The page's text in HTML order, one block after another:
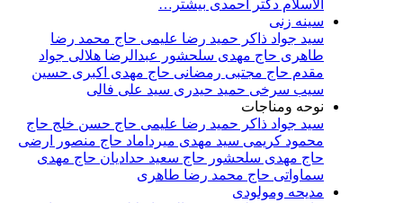
الاسلام دکتر احمدی بیشتر…
سينه زنى
سيد جواد ذاكر حميد رضا عليمى حاج محمد رضا
طاهری حاج مهدی سلحشور عبدالرضا هلالی جواد
مقدم حاج مجتبی رمضانی حاج مهدی اکبری حسین
سیب سرخی حمید حیدری سید علی فالی
نوحه ومناجات
سيد جواد ذاكر حميد رضا عليمى حاج حسن خلج حاج
محمود كريمى سيد مهدى ميرداماد حاج منصور ارضی
حاج مهدی سلحشور حاج سعيد حداديان حاج مهدى
سماواتى حاج محمد رضا طاهرى
مديحه ومولودى